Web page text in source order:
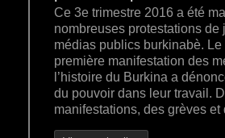
Ce 3e trimestre 2016 a été
nombreuses protestations de
médias publics burkinabè.
première manifestation des
l’histoire du Burkina a
du pouvoir dans leur travail.
manifestations, des grèves et